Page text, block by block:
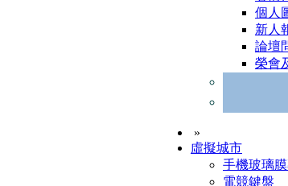
個人
新人
論壇
榮會
»
虛擬城市
手機玻璃
電競鍵盤